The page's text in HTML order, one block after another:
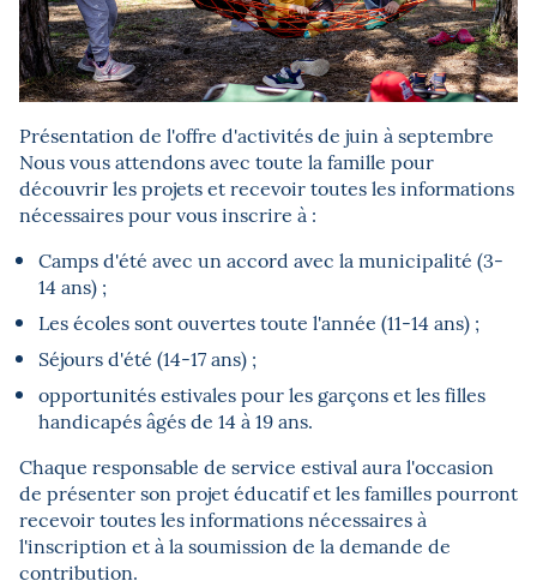
Présentation de l'offre d'activités de juin à septembre
Nous vous attendons avec toute la famille pour
découvrir les projets et recevoir toutes les informations
nécessaires pour vous inscrire à :
Camps d'été avec un accord avec la municipalité (3-
14 ans) ;
Les écoles sont ouvertes toute l'année (11-14 ans) ;
Séjours d'été (14-17 ans) ;
opportunités estivales pour les garçons et les filles
handicapés âgés de 14 à 19 ans.
Chaque responsable de service estival aura l'occasion
de présenter son projet éducatif et les familles pourront
recevoir toutes les informations nécessaires à
l'inscription et à la soumission de la demande de
contribution.